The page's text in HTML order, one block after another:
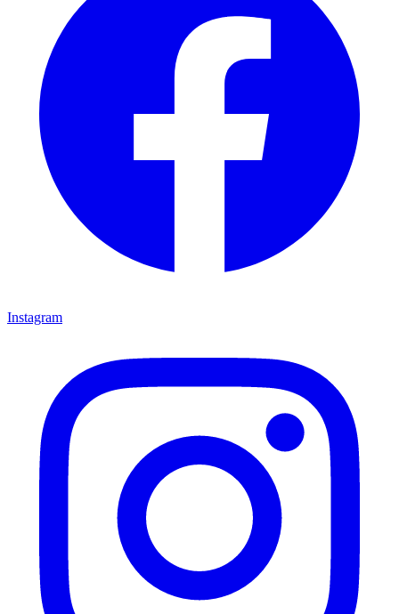
Instagram